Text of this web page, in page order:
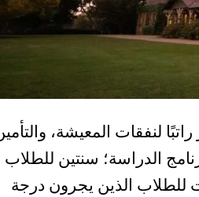
لنفقات المعيشة،
الدراسة؛ سنتين للطلاب
في البحثي، وما يصل إلى 3 سنوات للطلاب الذين يجرون درجة